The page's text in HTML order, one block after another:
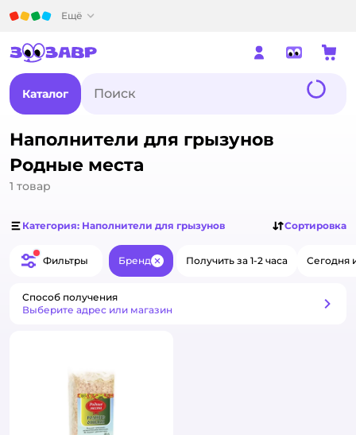
Ещё
Каталог
Наполнители для грызунов
Родные места
1 товар
Категория: Наполнители для грызунов Сортировка
Фильтры Бренд ЗакрытьПолучить за 1-2 часа Сегодня
Способ получения
Выберите адрес или магазин